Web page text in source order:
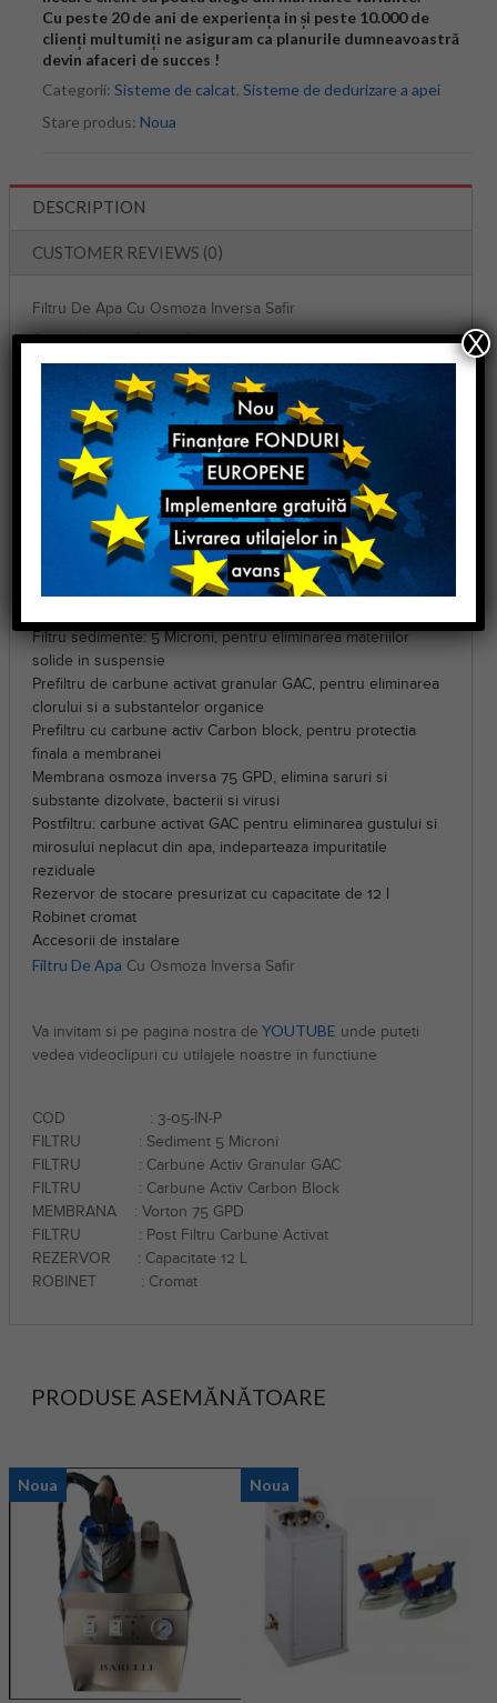
Cu peste 20 de ani de experiența in și peste 10.000 de
clienți multumiți ne asiguram ca planurile dumneavoastră
devin afaceri de succes !
Categorii: Sisteme de calcat, Sisteme de dedurizare a apei
Stare produs: Noua
DESCRIPTION
CUSTOMER REVIEWS (0)
Filtru De Apa Cu Osmoza Inversa Safir
Sistemul este alcatuit din:
Pre-filtrare mecanica
Pompa de presiune pentru a face presiunea apei mai mare
de 3 BAR pe o functionare normala a filtrului (in cazul in care
presiunea apei este mai mica de 3 BAR)
Element cu membrana osmotica
Post-filtrare cu carbune activ
Vas de stocare a apei tratate si un robinet special ce poate fi
montat pe chiuveta
Elemente de conectare la reteaua de apa proprie
Filtru sedimente: 5 Microni, pentru eliminarea materiilor
solide in suspensie
Prefiltru de carbune activat granular GAC, pentru eliminarea
clorului si a substantelor organice
Prefiltru cu carbune activ Carbon block, pentru protectia
finala a membranei
Membrana osmoza inversa 75 GPD, elimina saruri si
substante dizolvate, bacterii si virusi
Postfiltru: carbune activat GAC pentru eliminarea gustului si
mirosului neplacut din apa, indeparteaza impuritatile
reziduale
Rezervor de stocare presurizat cu capacitate de 12 l
Robinet cromat
Accesorii de instalare
Filtru De Apa Cu Osmoza Inversa Safir
Va invitam si pe pagina nostra de YOUTUBE unde puteti
vedea videoclipuri cu utilajele noastre in functiune
COD : 3-05-IN-P
FILTRU : Sediment 5 Microni
FILTRU : Carbune Activ Granular GAC
FILTRU : Carbune Activ Carbon Block
MEMBRANA : Vorton 75 GPD
FILTRU : Post Filtru Carbune Activat
REZERVOR : Capacitate 12 L
ROBINET : Cromat
PRODUSE ASEMĂNĂTOARE
Noua Noua
X